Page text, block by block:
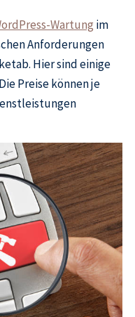
Wartung im
Anforderungen
Hier sind einige
Preise können je